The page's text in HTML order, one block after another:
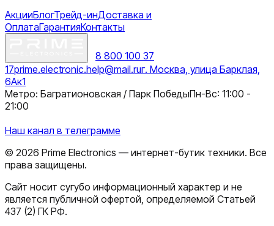
АкцииБлогТрейд-инДоставка и
ОплатаГарантияКонтакты
8 800 100 37
17prime.electronic.help@mail.ruг. Москва, улица Барклая,
6Ак1
Метро: Багратионовская / Парк ПобедыПн-Вс: 11:00 -
21:00
Наш канал в телеграмме
© 2026 Prime Electronics — интернет-бутик техники. Все
права защищены.
Сайт носит сугубо информационный характер и не
является публичной офертой, определяемой Статьей
437 (2) ГК РФ.